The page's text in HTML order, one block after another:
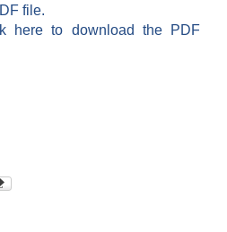
file.
here to download the PDF